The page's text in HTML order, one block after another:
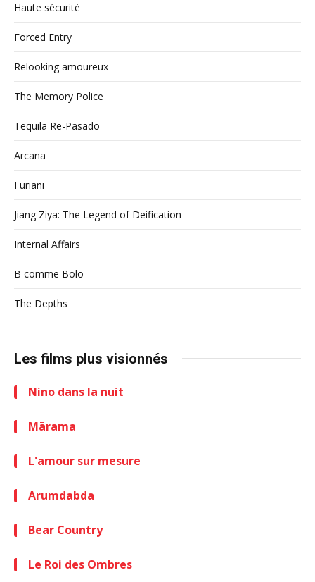
Haute sécurité
Forced Entry
Relooking amoureux
The Memory Police
Tequila Re-Pasado
Arcana
Furiani
Jiang Ziya: The Legend of Deification
Internal Affairs
B comme Bolo
The Depths
Les films plus visionnés
Nino dans la nuit
Mārama
L'amour sur mesure
Arumdabda
Bear Country
Le Roi des Ombres